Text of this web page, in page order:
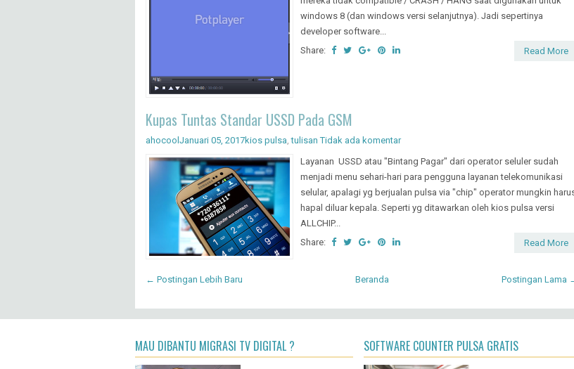
Saat Gadmei bubar dan menjual unit bisnis tv tunernya, ini
bertepatan dengan munculnya windows 8, sehingga software
mereka tidak compatible / CRASH / HANG saat digunakan untuk
windows 8 (dan windows versi selanjutnya). Jadi sepertinya
Kupas Tuntas Standar USSD Pada GSM
ahocool Januari 05, 2017kios pulsa tulisan Tidak ada komentar
Layanan USSD atau "Bintang Pagar" dari operator seluler sudah
menjadi menu sehari-hari para pengguna layanan telekomunikasi
selular, apalagi yg berjualan pulsa via "chip" operator mungkin harus
hapal diluar kepala. Seperti yg ditawarkan oleh kios pulsa versi
Read More